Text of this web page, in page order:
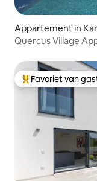
Appartement in
Quercus Village
Topfavoriet van
Favoriet van